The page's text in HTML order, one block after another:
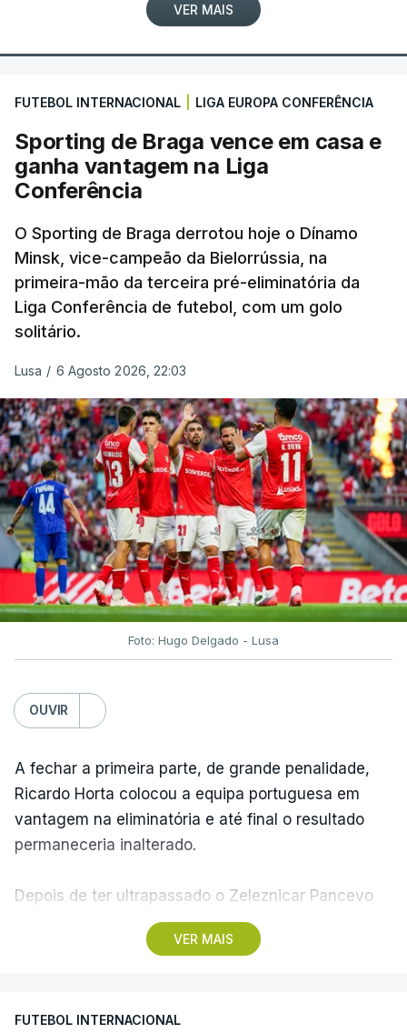
VER MAIS
FUTEBOL INTERNACIONAL LIGA EUROPA CONFERÊNCIA
Sporting de Braga vence em casa e
ganha vantagem na Liga
Conferência
O Sporting de Braga derrotou hoje o Dínamo
Minsk, vice-campeão da Bielorrússia, na
primeira-mão da terceira pré-eliminatória da
Liga Conferência de futebol, com um golo
solitário.
Lusa / 6 Agosto 2026, 22:03
Foto: Hugo Delgado - Lusa
OUVIR
VER MAIS
A fechar a primeira parte, de grande penalidade,
Ricardo Horta colocou a equipa portuguesa em
vantagem na eliminatória e até final o resultado
permaneceria inalterado.
Depois de ter ultrapassado o Zeleznicar Pancevo
na segunda pré-eliminatória de acesso à fase de
liga da Liga Conferência, caso elimine Dínamo de
ao facto de a Bielorrússia ser aliada da Rússia - o
FUTEBOL INTERNACIONAL